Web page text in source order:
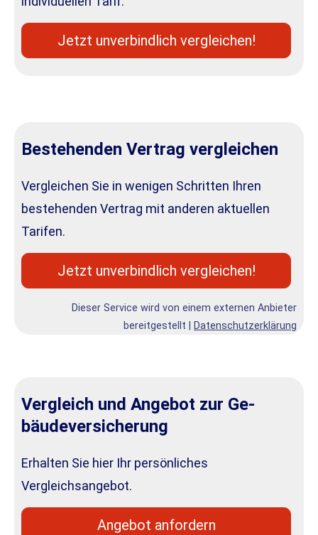
Jetzt unverbindlich ver­gleichen!
Bestehenden Vertrag ver­gleichen
Vergleichen Sie in wenigen Schritten Ihren
bestehenden Vertrag mit anderen aktuellen
Tarifen.
Jetzt unverbindlich ver­gleichen!
Dieser Service wird von einem externen Anbieter
bereitgestellt |
Datenschutzerklärung
Vergleich und Angebot zur Ge­
bäude­ver­si­che­rung
Erhalten Sie hier Ihr persönliches
Vergleichsangebot.
An­ge­bot an­for­dern